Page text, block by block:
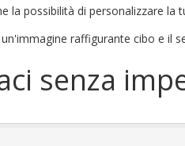
la possibilità di personalizzare la
senza